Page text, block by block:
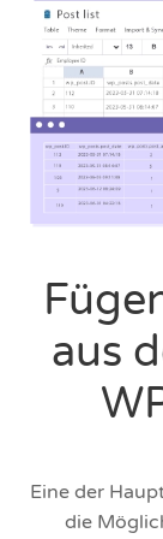
aus
Eine der
die